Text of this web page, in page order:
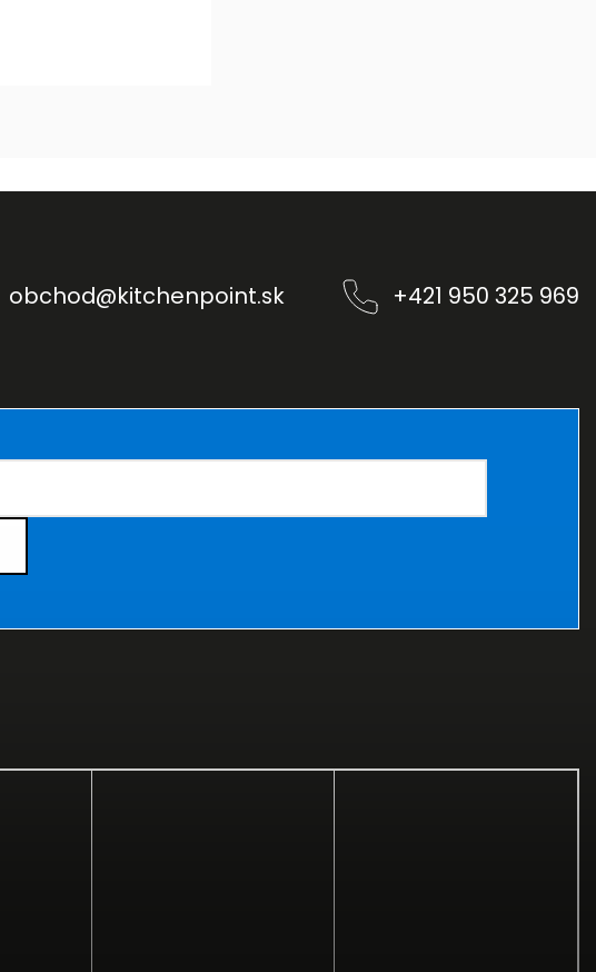
obchod@kitchenpoint.sk +421 950 325 969